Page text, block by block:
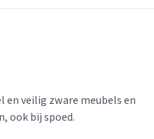
en veilig zware meubels en
ook bij spoed.